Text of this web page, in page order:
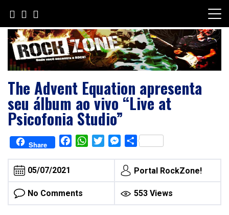
content
The Advent Equation apresenta
seu álbum ao vivo “Live at
Psicofonia Studio”
Share FacebookWhatsAppTwitterMessenger
Share
05/07/2021 Portal RockZone!
No Comments 553 Views